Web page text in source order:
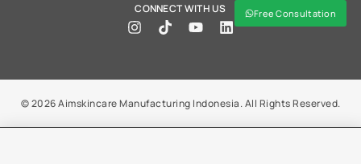
CONNECT WITH US
© 2026 Aimskincare Manufacturing Indonesia. All Rights Reserved.
Free Consultation